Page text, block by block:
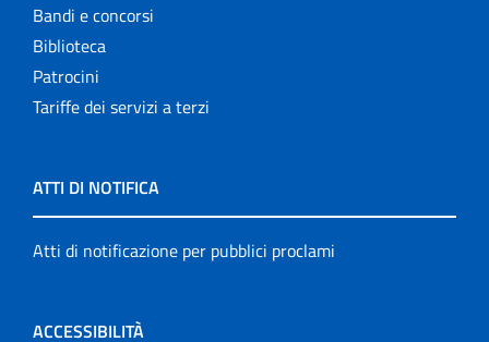
Bandi e concorsi
Biblioteca
Patrocini
Tariffe dei servizi a terzi
ATTI DI NOTIFICA
Atti di notificazione per pubblici proclami
ACCESSIBILITÀ